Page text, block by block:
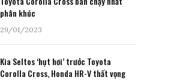
phân khúc
29/01/2023
Kia Seltos ‘hụt hơi’ trước Toyota
Corolla Cross, Honda HR-V thất vọng